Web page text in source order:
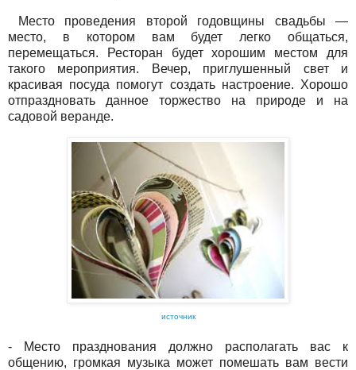
Место проведения второй годовщины свадьбы —
место, в котором вам будет легко общаться,
перемещаться. Ресторан будет хорошим местом для
такого мероприятия. Вечер, приглушенный свет и
красивая посуда помогут создать настроение. Хорошо
отпраздновать данное торжество на природе и на
садовой веранде.
источник
- Место празднования должно располагать вас к
общению, громкая музыка может помешать вам вести